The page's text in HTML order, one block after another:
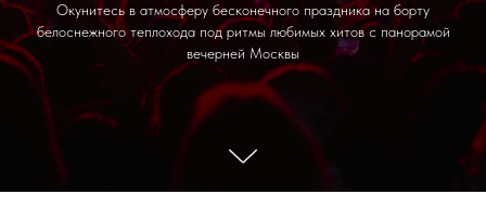
Окунитесь в атмосферу бесконечного праздника на борту
белоснежного теплохода под ритмы любимых хитов с панорамой
вечерней Москвы